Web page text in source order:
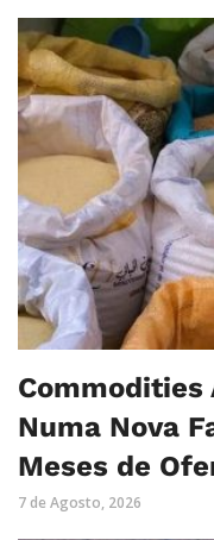
Commodities
Numa Nova
Meses de
7 de Agosto, 2026